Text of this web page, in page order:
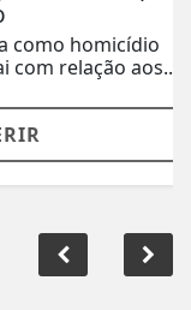
homicídio
aos...